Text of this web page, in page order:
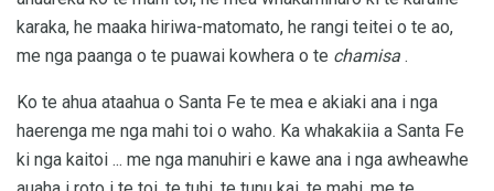
karaka, he maaka hiriwa-matomato, he rangi teitei o te ao,
me nga paanga o te puawai kowhera o te chamisa .
Ko te ahua ataahua o Santa Fe te mea e akiaki ana i nga
haerenga me nga mahi toi o waho. Ka whakakiia a Santa Fe
ki nga kaitoi ... me nga manuhiri e kawe ana i nga awheawhe